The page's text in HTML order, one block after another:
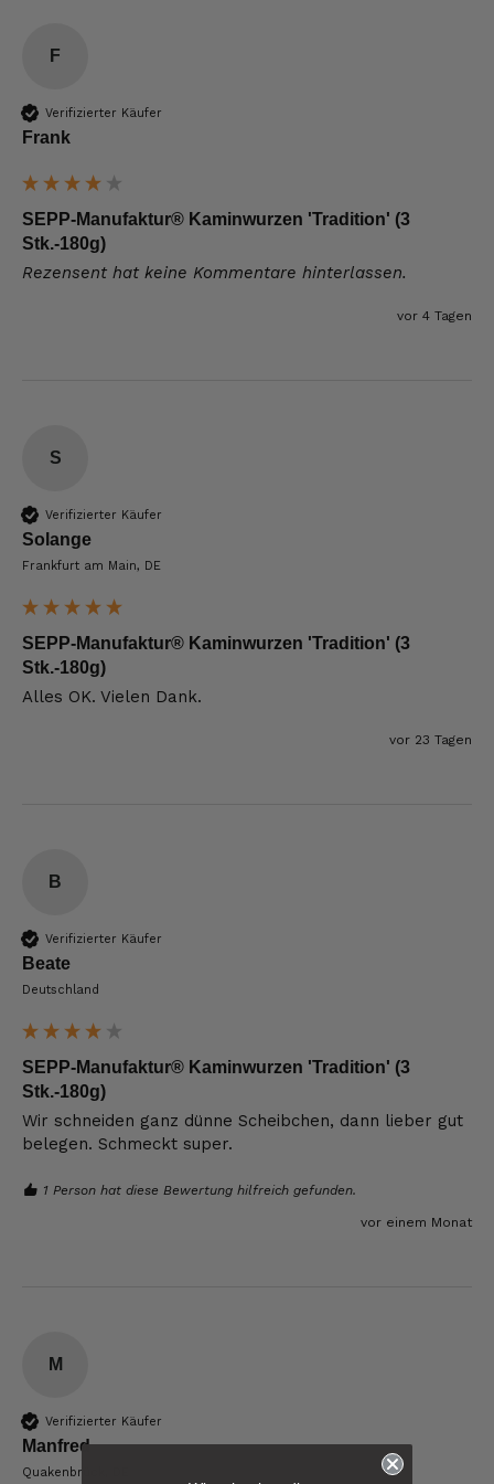
F
Verifizierter Käufer
Frank
SEPP-Manufaktur® Kaminwurzen 'Tradition' (3
Stk.-180g)
Rezensent hat keine Kommentare hinterlassen.
vor 4 Tagen
S
Verifizierter Käufer
Solange
Frankfurt am Main, DE
SEPP-Manufaktur® Kaminwurzen 'Tradition' (3
Stk.-180g)
Alles OK. Vielen Dank.
vor 23 Tagen
B
Verifizierter Käufer
Beate
Deutschland
SEPP-Manufaktur® Kaminwurzen 'Tradition' (3
Stk.-180g)
Wir schneiden ganz dünne Scheibchen, dann lieber gut
belegen. Schmeckt super.
1 Person hat diese Bewertung hilfreich gefunden.
vor einem Monat
M
Verifizierter Käufer
Manfred
Quakenbrück, DE